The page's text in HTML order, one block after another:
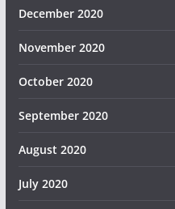
December 2020
November 2020
October 2020
September 2020
August 2020
July 2020